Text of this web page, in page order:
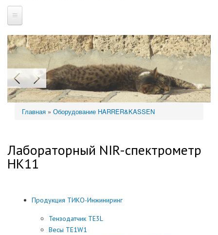
Вы здесь
Главная » Оборудование HARRER&KASSEN
Лабораторный NIR-спектрометр
HK11
Продукция ТИКО-Инжиниринг
Тензодатчик TE3L
Весы TE1W1